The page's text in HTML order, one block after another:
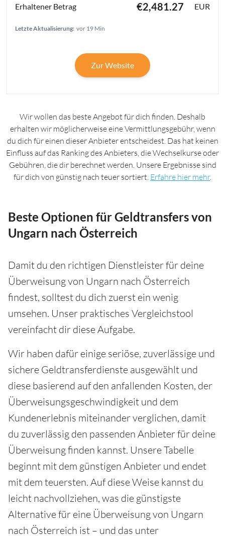
€2,481.27 EUR
Letzte Aktualisierung: vor 19 Min
Zur Website
Wir wollen das beste Angebot für dich finden. Deshalb
erhalten wir möglicherweise eine Vermittlungsgebühr, wenn
du dich für einen dieser Anbieter entscheidest. Das hat keinen
Einfluss auf das Ranking des Anbieters, die Wechselkurse oder
Gebühren, die dir berechnet werden. Unsere Ergebnisse sind
für dich von günstig nach teuer sortiert. Erfahre hier mehr.
Beste Optionen für Geldtransfers von
Ungarn nach Österreich
Damit du den richtigen Dienstleister für deine
Überweisung von Ungarn nach Österreich
findest, solltest du dich zuerst ein wenig
umsehen. Unser praktisches Vergleichstool
vereinfacht dir diese Aufgabe.
Wir haben dafür einige seriöse, zuverlässige und
sichere Geldtransferdienste ausgewählt und
diese basierend auf den anfallenden Kosten, der
Überweisungsgeschwindigkeit und dem
Kundenerlebnis miteinander verglichen, damit
du zuverlässig den passenden Anbieter für deine
Überweisung finden kannst. Unsere Tabelle
beginnt mit dem günstigen Anbieter und endet
mit dem teuersten. Auf diese Weise kannst du
leicht nachvollziehen, was die günstigste
Alternative für eine Überweisung von Ungarn
nach Österreich ist – und das unter